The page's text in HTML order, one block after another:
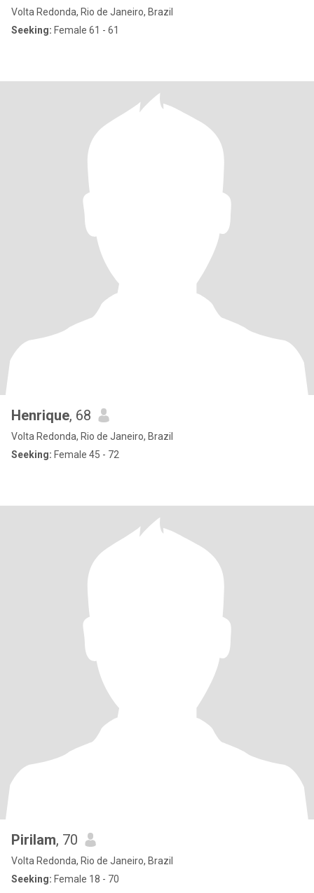
Volta Redonda, Rio de Janeiro, Brazil
Seeking: Female 61 - 61
Henrique, 68
Volta Redonda, Rio de Janeiro, Brazil
Seeking: Female 45 - 72
Pirilam, 70
Volta Redonda, Rio de Janeiro, Brazil
Seeking: Female 18 - 70